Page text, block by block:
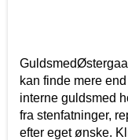
kan finde mere
interne guldsmed
fra stenfatninger,
efter eget ønske.